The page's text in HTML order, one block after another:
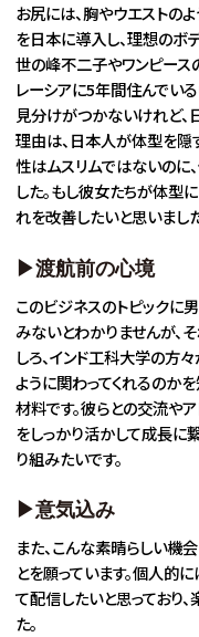
お尻には、胸やウエストの
を日本に導入し、理想のボ
世の峰不二子やワンピース
レーシアに5年間住んでい
見分けがつかないけれど、
理由は、日本人が体型を隠
性はムスリムではないのに
した。もし彼女たちが体型
れを改善したいと思いまし
▶渡航前の心境
このビジネスのトピックに
みないとわかりませんが、
しろ、インド工科大学の方
ように関わってくれるのか
材料です。彼らとの交流や
をしっかり活かして成長に
り組みたいです。
▶意気込み
また、こんな素晴らしい機
とを願っています。個人的
て配信したいと思っており
た。